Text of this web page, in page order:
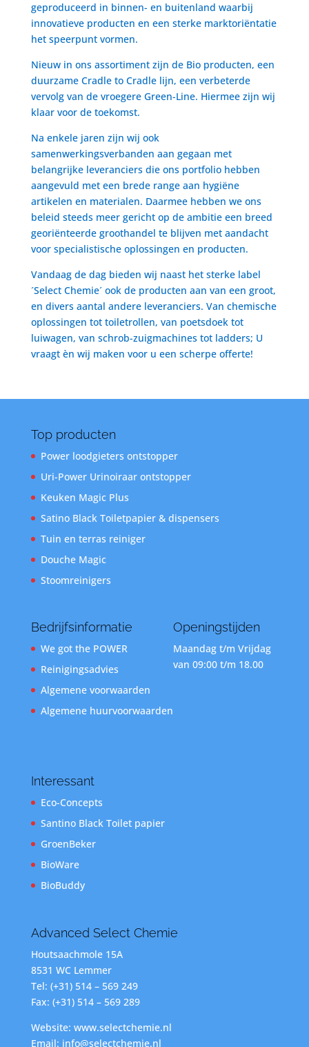
geproduceerd in binnen- en buitenland waarbij
innovatieve producten en een sterke marktoriëntatie
het speerpunt vormen.
Nieuw in ons assortiment zijn de Bio producten, een
duurzame Cradle to Cradle lijn, een verbeterde
vervolg van de vroegere Green-Line. Hiermee zijn wij
klaar voor de toekomst.
Na enkele jaren zijn wij ook
samenwerkingsverbanden aan gegaan met
belangrijke leveranciers die ons portfolio hebben
aangevuld met een brede range aan hygiëne
artikelen en materialen. Daarmee hebben we ons
beleid steeds meer gericht op de ambitie een breed
georiënteerde groothandel te blijven met aandacht
voor specialistische oplossingen en producten.
Vandaag de dag bieden wij naast het sterke label
´Select Chemie´ ook de producten aan van een groot,
en divers aantal andere leveranciers. Van chemische
oplossingen tot toiletrollen, van poetsdoek tot
luiwagen, van schrob-zuigmachines tot ladders; U
vraagt èn wij maken voor u een scherpe offerte!
Top producten
Power loodgieters ontstopper
Uri-Power Urinoiraar ontstopper
Keuken Magic Plus
Satino Black Toiletpapier & dispensers
Tuin en terras reiniger
Douche Magic
Stoomreinigers
Bedrijfsinformatie
We got the POWER
Reinigingsadvies
Algemene voorwaarden
Algemene huurvoorwaarden
Openingstijden
Maandag t/m Vrijdag
van 09:00 t/m 18.00
Interessant
Eco-Concepts
Santino Black Toilet papier
GroenBeker
BioWare
BioBuddy
Advanced Select Chemie
Houtsaachmole 15A
8531 WC Lemmer
Tel: (+31) 514 – 569 249
Fax: (+31) 514 – 569 289
Website: www.selectchemie.nl
Email: info@selectchemie.nl